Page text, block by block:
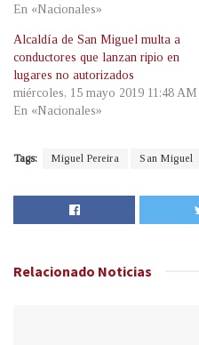
En «Nacionales»
Alcaldía de San Miguel multa a
conductores que lanzan ripio en
lugares no autorizados
miércoles, 15 mayo 2019 11:48 AM
En «Nacionales»
Tags: Miguel Pereira San Miguel
Relacionado Noticias